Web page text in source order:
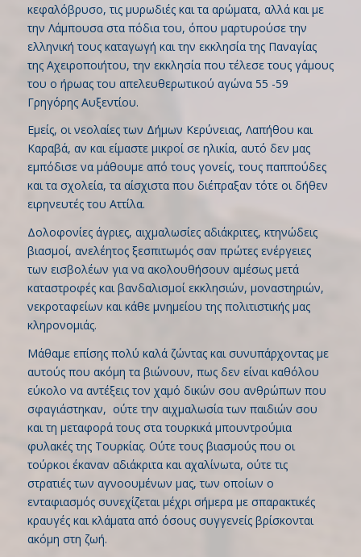
κεφαλόβρυσο, τις μυρωδιές και τα αρώματα, αλλά και με
την Λάμπουσα στα πόδια του, όπου μαρτυρούσε την
ελληνική τους καταγωγή και την εκκλησία της Παναγίας
της Αχειροποιήτου, την εκκλησία που τέλεσε τους γάμους
του ο ήρωας του απελευθερωτικού αγώνα 55 -59
Γρηγόρης Αυξεντίου.
Εμείς, οι νεολαίες των Δήμων Κερύνειας, Λαπήθου και
Καραβά, αν και είμαστε μικροί σε ηλικία, αυτό δεν μας
εμπόδισε να μάθουμε από τους γονείς, τους παππούδες
και τα σχολεία, τα αίσχιστα που διέπραξαν τότε οι δήθεν
ειρηνευτές του Αττίλα.
Δολοφονίες άγριες, αιχμαλωσίες αδιάκριτες, κτηνώδεις
βιασμοί, ανελέητος ξεσπιτωμός σαν πρώτες ενέργειες
των εισβολέων για να ακολουθήσουν αμέσως μετά
καταστροφές και βανδαλισμοί εκκλησιών, μοναστηριών,
νεκροταφείων και κάθε μνημείου της πολιτιστικής μας
κληρονομιάς.
Μάθαμε επίσης πολύ καλά ζώντας και συνυπάρχοντας με
αυτούς που ακόμη τα βιώνουν, πως δεν είναι καθόλου
εύκολο να αντέξεις τον χαμό δικών σου ανθρώπων που
σφαγιάστηκαν, ούτε την αιχμαλωσία των παιδιών σου
και τη μεταφορά τους στα τουρκικά μπουντρούμια
φυλακές της Τουρκίας. Ούτε τους βιασμούς που οι
τούρκοι έκαναν αδιάκριτα και αχαλίνωτα, ούτε τις
στρατιές των αγνοουμένων μας, των οποίων ο
ενταφιασμός συνεχίζεται μέχρι σήμερα με σπαρακτικές
κραυγές και κλάματα από όσους συγγενείς βρίσκονται
ακόμη στη ζωή.